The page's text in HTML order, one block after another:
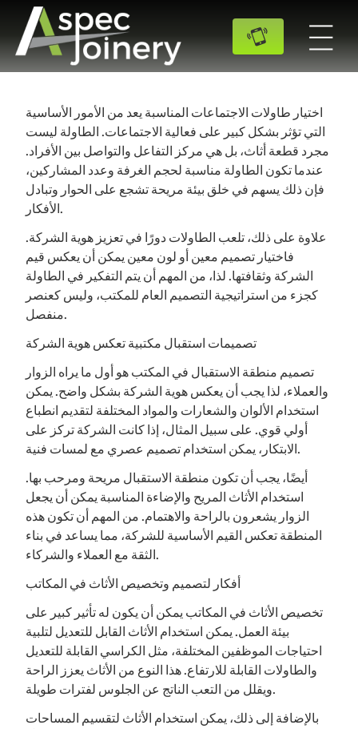
اختيار طاولات الاجتماعات المناسبة يعد من الأمور الأساسية
التي تؤثر بشكل كبير على فعالية الاجتماعات. الطاولة ليست
مجرد قطعة أثاث، بل هي مركز التفاعل والتواصل بين الأفراد.
عندما تكون الطاولة مناسبة لحجم الغرفة وعدد المشاركين،
فإن ذلك يسهم في خلق بيئة مريحة تشجع على الحوار وتبادل
الأفكار.
علاوة على ذلك، تلعب الطاولات دورًا في تعزيز هوية الشركة.
فاختيار تصميم معين أو لون معين يمكن أن يعكس قيم
الشركة وثقافتها. لذا، من المهم أن يتم التفكير في الطاولة
كجزء من استراتيجية التصميم العام للمكتب، وليس كعنصر
منفصل.
تصميمات استقبال مكتبية تعكس هوية الشركة
تصميم منطقة الاستقبال في المكتب هو أول ما يراه الزوار
والعملاء، لذا يجب أن يعكس هوية الشركة بشكل واضح. يمكن
استخدام الألوان والشعارات والمواد المختلفة لتقديم انطباع
أولي قوي. على سبيل المثال، إذا كانت الشركة تركز على
الابتكار، يمكن استخدام تصميم عصري مع لمسات فنية.
أيضًا، يجب أن تكون منطقة الاستقبال مريحة ومرحب بها.
استخدام الأثاث المريح والإضاءة المناسبة يمكن أن يجعل
الزوار يشعرون بالراحة والاهتمام. من المهم أن تكون هذه
المنطقة تعكس القيم الأساسية للشركة، مما يساعد في بناء
الثقة مع العملاء والشركاء.
أفكار لتصميم وتخصيص الأثاث في المكاتب
تخصيص الأثاث في المكاتب يمكن أن يكون له تأثير كبير على
بيئة العمل. يمكن استخدام الأثاث القابل للتعديل لتلبية
احتياجات الموظفين المختلفة، مثل الكراسي القابلة للتعديل
والطاولات القابلة للارتفاع. هذا النوع من الأثاث يعزز الراحة
ويقلل من التعب الناتج عن الجلوس لفترات طويلة.
بالإضافة إلى ذلك، يمكن استخدام الأثاث لتقسيم المساحات